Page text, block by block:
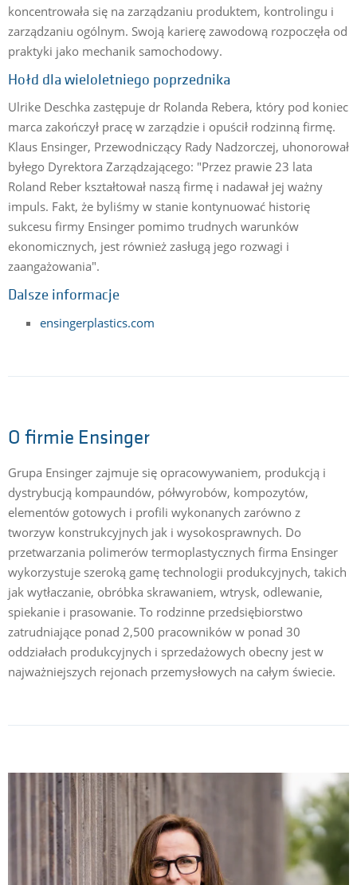
koncentrowała się na zarządzaniu produktem, kontrolingu i
zarządzaniu ogólnym. Swoją karierę zawodową rozpoczęła od
praktyki jako mechanik samochodowy.
Hołd dla wieloletniego poprzednika
Ulrike Deschka zastępuje dr Rolanda Rebera, który pod koniec
marca zakończył pracę w zarządzie i opuścił rodzinną firmę.
Klaus Ensinger, Przewodniczący Rady Nadzorczej, uhonorował
byłego Dyrektora Zarządzającego: "Przez prawie 23 lata
Roland Reber kształtował naszą firmę i nadawał jej ważny
impuls. Fakt, że byliśmy w stanie kontynuować historię
sukcesu firmy Ensinger pomimo trudnych warunków
ekonomicznych, jest również zasługą jego rozwagi i
zaangażowania".
Dalsze informacje
ensingerplastics.com
O firmie Ensinger
Grupa Ensinger zajmuje się opracowywaniem, produkcją i
dystrybucją kompaundów, półwyrobów, kompozytów,
elementów gotowych i profili wykonanych zarówno z
tworzyw konstrukcyjnych jak i wysokosprawnych. Do
przetwarzania polimerów termoplastycznych firma Ensinger
wykorzystuje szeroką gamę technologii produkcyjnych, takich
jak wytłaczanie, obróbka skrawaniem, wtrysk, odlewanie,
spiekanie i prasowanie. To rodzinne przedsiębiorstwo
zatrudniające ponad 2,500 pracowników w ponad 30
oddziałach produkcyjnych i sprzedażowych obecny jest w
najważniejszych rejonach przemysłowych na całym świecie.